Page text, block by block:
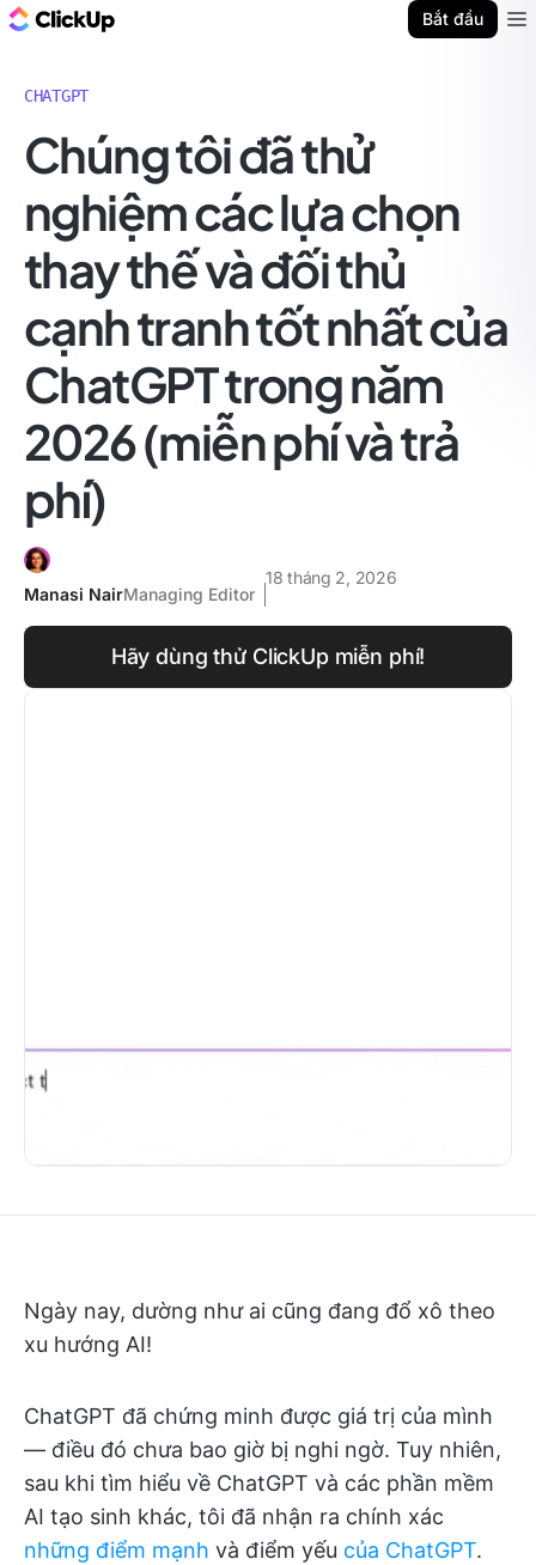
Bắt đầu
CHATGPT
Chúng tôi đã thử
nghiệm các lựa chọn
thay thế và đối thủ
cạnh tranh tốt nhất của
ChatGPT trong năm
2026 (miễn phí và trả
phí)
Manasi NairManaging Editor
18 tháng 2, 2026
Hãy dùng thử ClickUp miễn phí!
Ngày nay, dường như ai cũng đang đổ xô theo
xu hướng AI!
ChatGPT đã chứng minh được giá trị của mình
— điều đó chưa bao giờ bị nghi ngờ. Tuy nhiên,
sau khi tìm hiểu về ChatGPT và các phần mềm
AI tạo sinh khác, tôi đã nhận ra chính xác
những điểm mạnh và điểm yếu của ChatGPT.